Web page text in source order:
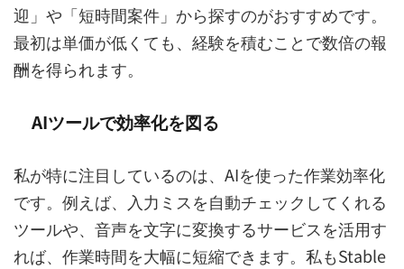
迎」や「短時間案件」から探すのがおすすめです。
最初は単価が低くても、経験を積むことで数倍の報
酬を得られます。
AIツールで効率化を図る
私が特に注目しているのは、AIを使った作業効率化
です。例えば、入力ミスを自動チェックしてくれる
ツールや、音声を文字に変換するサービスを活用す
れば、作業時間を大幅に短縮できます。私もStable